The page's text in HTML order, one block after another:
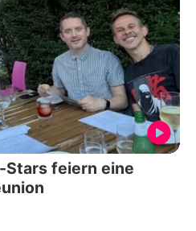
Stars feiern eine